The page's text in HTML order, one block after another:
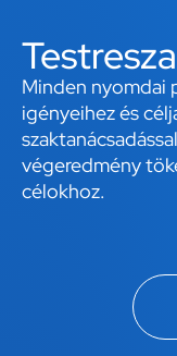
Minden nyomdai
igényeihez és
végeredmény
célokhoz.